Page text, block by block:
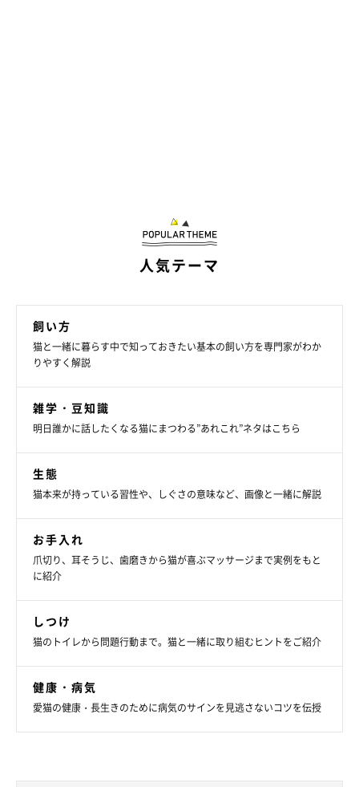
人気テーマ
飼い方
猫と一緒に暮らす中で知っておきたい基本の飼い方を専門家がわか
りやすく解説
雑学・豆知識
明日誰かに話したくなる猫にまつわる”あれこれ”ネタはこちら
生態
猫本来が持っている習性や、しぐさの意味など、画像と一緒に解説
お手入れ
爪切り、耳そうじ、歯磨きから猫が喜ぶマッサージまで実例をもと
に紹介
しつけ
猫のトイレから問題行動まで。猫と一緒に取り組むヒントをご紹介
健康・病気
愛猫の健康・長生きのために病気のサインを見逃さないコツを伝授